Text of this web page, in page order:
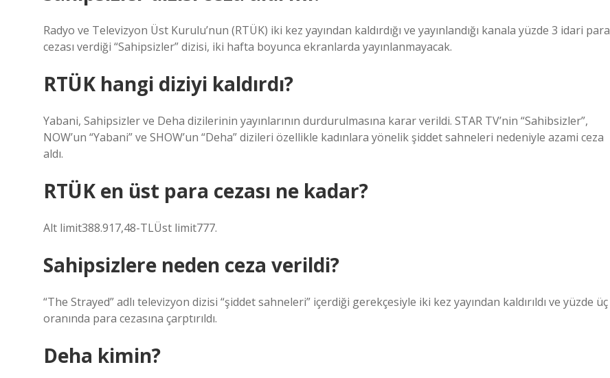
Radyo ve Televizyon Üst Kurulu’nun (RTÜK) iki kez yayından kaldırdığı ve yayınlandığı kanala yüzde 3 idari para
cezası verdiği “Sahipsizler” dizisi, iki hafta boyunca ekranlarda yayınlanmayacak.
RTÜK hangi diziyi kaldırdı?
Yabani, Sahipsizler ve Deha dizilerinin yayınlarının durdurulmasına karar verildi. STAR TV’nin “Sahibsizler”,
NOW’un “Yabani” ve SHOW’un “Deha” dizileri özellikle kadınlara yönelik şiddet sahneleri nedeniyle azami ceza
aldı.
RTÜK en üst para cezası ne kadar?
Alt limit388.917,48-TLÜst limit777.
Sahipsizlere neden ceza verildi?
“The Strayed” adlı televizyon dizisi “şiddet sahneleri” içerdiği gerekçesiyle iki kez yayından kaldırıldı ve yüzde üç
oranında para cezasına çarptırıldı.
Deha kimin?